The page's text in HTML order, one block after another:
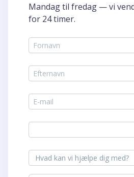
Mandag til fredag — vi
for 24 timer.